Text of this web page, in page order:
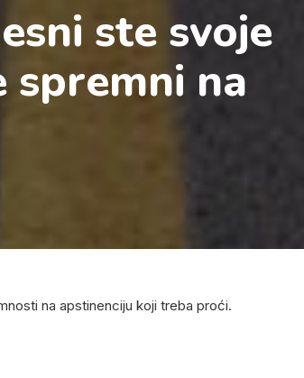
ste svoje
spremni na
na apstinenciju koji treba proći.